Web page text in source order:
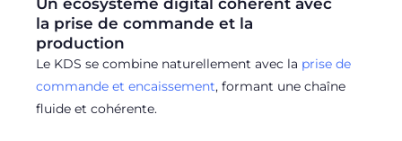
la prise de commande et la
production
Le KDS se combine naturellement avec la prise de
commande et encaissement, formant une chaîne
fluide et cohérente.